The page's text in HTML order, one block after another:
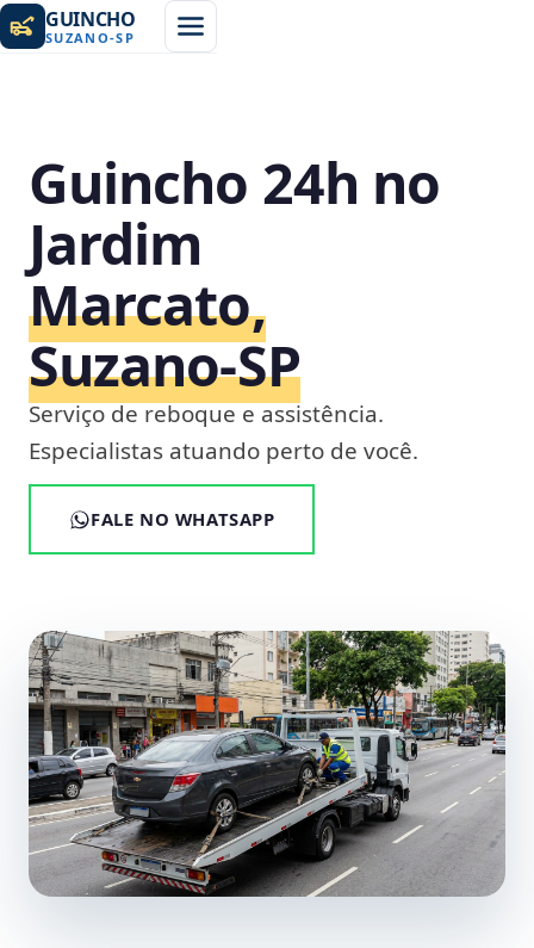
GUINCHO
SUZANO-SP
Guincho 24h no
Jardim
Marcato,
Suzano‑SP
Serviço de reboque e assistência.
Especialistas atuando perto de você.
FALE NO WHATSAPP